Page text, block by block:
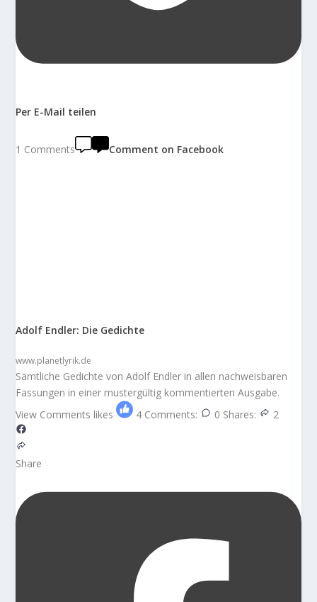
Per E-Mail teilen
1 Comments Comment on Facebook
Adolf Endler: Die Gedichte
www.planetlyrik.de
Sämtliche Gedichte von Adolf Endler in allen nachweisbaren
Fassungen in einer mustergültig kommentierten Ausgabe.
View Comments likes 4 Comments: 0 Shares: 2
Share